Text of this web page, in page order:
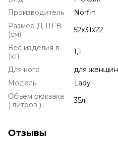
Производитель
Norfin
Размер Д-Ш-В
(см)
52x31x22
Вес изделия в
(кг)
1,1
Для кого
для женщин
Модель
Lady
Объем рюкзака
( литров )
35л
Отзывы